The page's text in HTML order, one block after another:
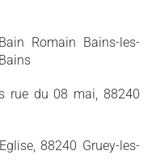
Romain Bains-les-
rue du 08 mai, 88240
88240 Gruey-les-